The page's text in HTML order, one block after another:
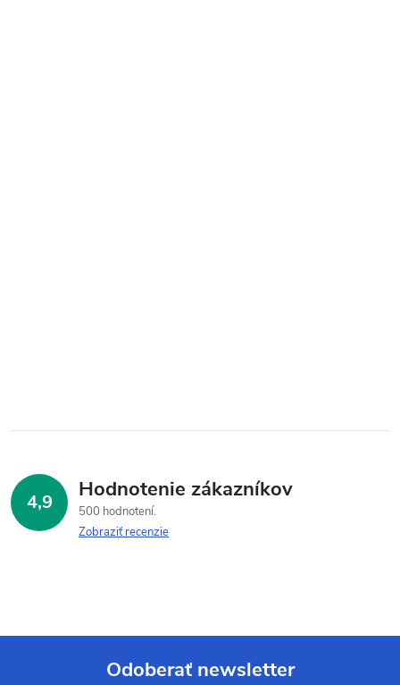
4,9 Hodnotenie zákazníkov
500 hodnotení
Zobraziť recenzie
Odoberať newsletter